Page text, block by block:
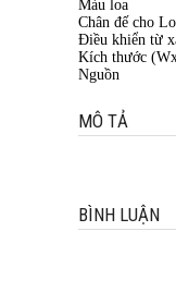
Màu loa
Chân đế cho
Điều khiển từ
Kích thước
Nguồn
MÔ TẢ
BÌNH LUẬN